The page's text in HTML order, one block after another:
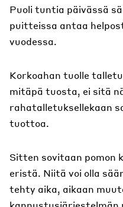
Puoli tuntia päivässä
puitteissa antaa
vuodessa.
Korkoahan tuolle
mitäpä tuosta, ei sitä
rahatalletuksellekaan
tuottoa.
Sitten sovitaan pomon
eristä. Niitä voi olla
tehty aika, aikaan